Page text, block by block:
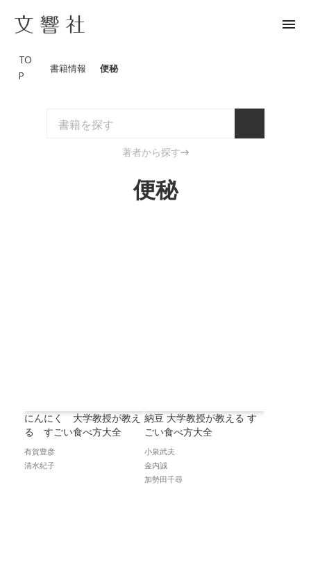
menu
TO
P
書籍情報 便秘
著者から探す
便秘
にんにく 大学教授が教え
る すごい食べ方大全
有賀豊彦
清水紀子
納豆 大学教授が教える す
ごい食べ方大全
小泉武夫
金内誠
加勢田千尋